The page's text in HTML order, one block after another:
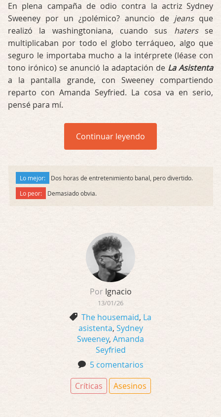
En plena campaña de odio contra la actriz Sydney
Sweeney por un ¿polémico? anuncio de jeansque
realizó la washingtoniana, cuando sus hatersse
multiplicaban por todo el globo terráqueo, algo que
seguro le importaba mucho a la intérprete (léase con
tono irónico) se anunció la adaptación de La Asistenta
a la pantalla grande, con Sweeney compartiendo
reparto con Amanda Seyfried. La cosa va en serio,
pensé para mí.
Continuar leyendo
Lo mejor:
Dos horas de entretenimiento banal, pero divertido.
Lo peor:
Demasiado obvia.
Por Ignacio
13/01/26
The housemaid, La
asistenta, Sydney
Sweeney, Amanda
Seyfried
5 comentarios
Críticas
Asesinos